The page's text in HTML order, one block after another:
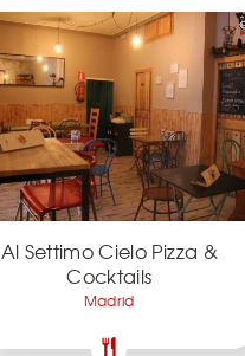
Al Settimo Cielo Pizza &
Cocktails
Madrid